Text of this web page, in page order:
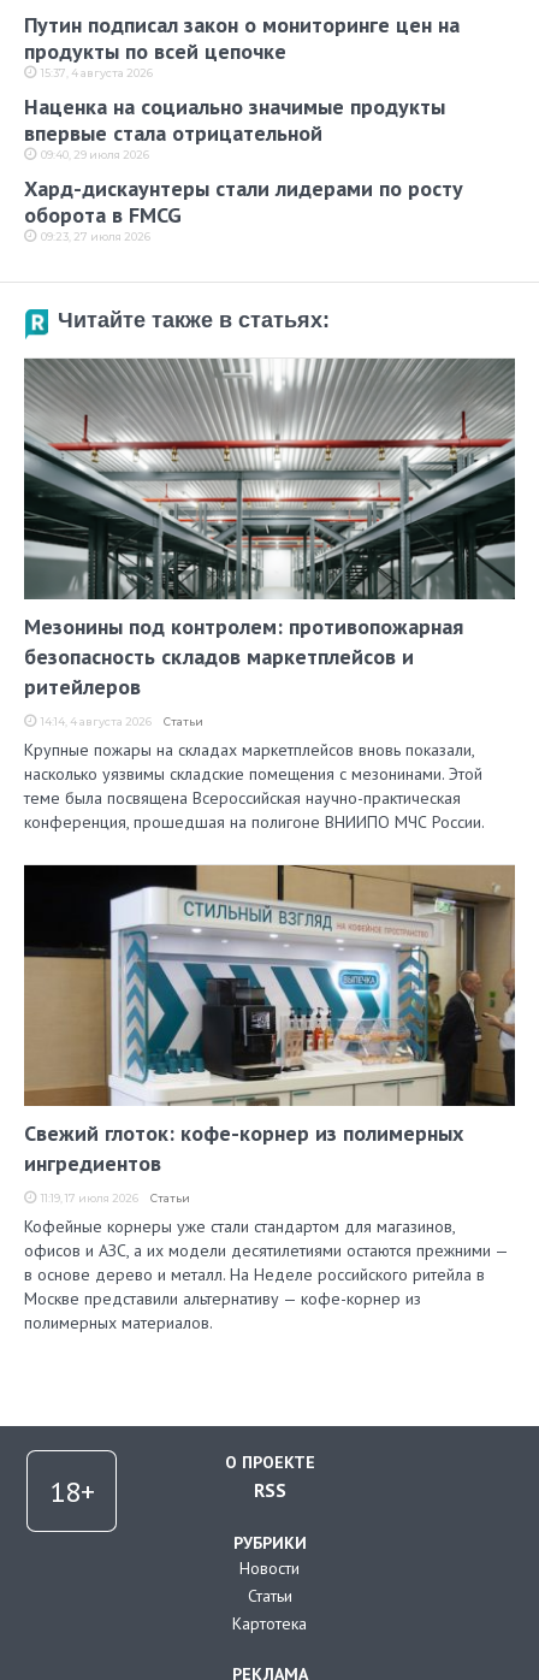
Путин подписал закон о мониторинге цен на
продукты по всей цепочке
15:37, 4 августа 2026
Наценка на социально значимые продукты
впервые стала отрицательной
09:40, 29 июля 2026
Хард-дискаунтеры стали лидерами по росту
оборота в FMCG
09:23, 27 июля 2026
Читайте также в статьях:
Мезонины под контролем: противопожарная
безопасность складов маркетплейсов и
ритейлеров
14:14, 4 августа 2026 Статьи
Крупные пожары на складах маркетплейсов вновь показали,
насколько уязвимы складские помещения с мезонинами. Этой
теме была посвящена Всероссийская научно-практическая
конференция, прошедшая на полигоне ВНИИПО МЧС России.
Свежий глоток: кофе-корнер из полимерных
ингредиентов
11:19, 17 июля 2026 Статьи
Кофейные корнеры уже стали стандартом для магазинов,
офисов и АЗС, а их модели десятилетиями остаются прежними —
в основе дерево и металл. На Неделе российского ритейла в
Москве представили альтернативу — кофе-корнер из
полимерных материалов.
О ПРОЕКТЕ
RSS
РУБРИКИ
Новости
Статьи
Картотека
РЕКЛАМА